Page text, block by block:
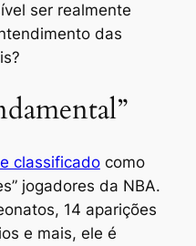
ser realmente
das
classificadocomo
jogadores da NBA.
14 aparições
e mais, ele é